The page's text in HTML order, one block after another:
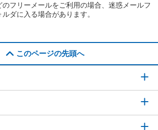
フリーメールをご利用の場合、迷惑メールフ
ルダに入る場合があります。
このページの先頭へ